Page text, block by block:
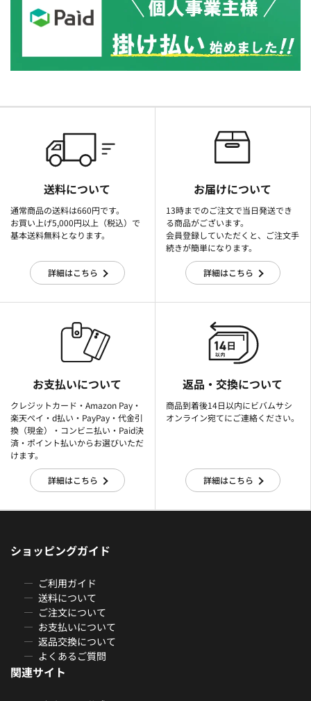
送料について
通常商品の送料は660円です。
お買い上げ5,000円以上（税込）で
基本送料無料となります。
詳細はこちら
お届けについて
13時までのご注文で当日発送でき
る商品がございます。
会員登録していただくと、ご注文手
続きが簡単になります。
詳細はこちら
お支払いについて
クレジットカード・Amazon Pay・
楽天ぺイ・d払い・PayPay・代金引
換（現金）・コンビニ払い・Paid決
済・ポイント払いからお選びいただ
けます。
詳細はこちら
返品・交換について
商品到着後14日以内にビバムサシ
オンライン宛てにご連絡ください。
詳細はこちら
ショッピングガイド
ご利用ガイド
送料について
ご注文について
お支払いについて
返品交換について
よくあるご質問
関連サイト